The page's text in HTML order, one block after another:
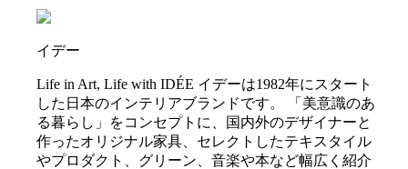
イデー
Life in Art, Life with IDÉE イデーは1982年にスタート
した日本のインテリアブランドです。 「美意識のあ
る暮らし」をコンセプトに、国内外のデザイナーと
作ったオリジナル家具、セレクトしたテキスタイル
やプロダクト、グリーン、音楽や本など幅広く紹介